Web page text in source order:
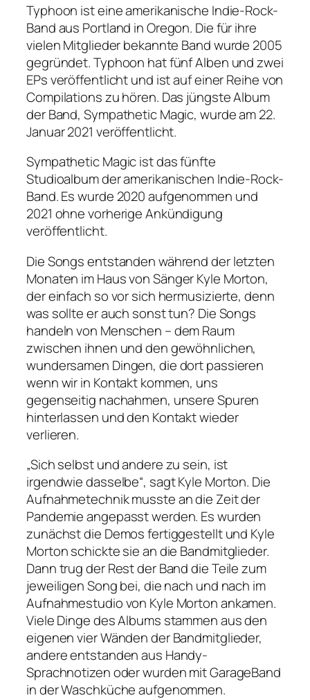
Typhoon ist eine amerikanische Indie-Rock-
Band aus Portland in Oregon. Die für ihre
vielen Mitglieder bekannte Band wurde 2005
gegründet. Typhoon hat fünf Alben und zwei
EPs veröffentlicht und ist auf einer Reihe von
Compilations zu hören. Das jüngste Album
der Band, Sympathetic Magic, wurde am 22.
Januar 2021 veröffentlicht.
Sympathetic Magic ist das fünfte
Studioalbum der amerikanischen Indie-Rock-
Band. Es wurde 2020 aufgenommen und
2021 ohne vorherige Ankündigung
veröffentlicht.
Die Songs entstanden während der letzten
Monaten im Haus von Sänger Kyle Morton,
der einfach so vor sich hermusizierte, denn
was sollte er auch sonst tun? Die Songs
handeln von Menschen – dem Raum
zwischen ihnen und den gewöhnlichen,
wundersamen Dingen, die dort passieren
wenn wir in Kontakt kommen, uns
gegenseitig nachahmen, unsere Spuren
hinterlassen und den Kontakt wieder
verlieren.
„Sich selbst und andere zu sein, ist
irgendwie dasselbe“, sagt Kyle Morton. Die
Aufnahmetechnik musste an die Zeit der
Pandemie angepasst werden. Es wurden
zunächst die Demos fertiggestellt und Kyle
Morton schickte sie an die Bandmitglieder.
Dann trug der Rest der Band die Teile zum
jeweiligen Song bei, die nach und nach im
Aufnahmestudio von Kyle Morton ankamen.
Viele Dinge des Albums stammen aus den
eigenen vier Wänden der Bandmitglieder,
andere entstanden aus Handy-
Sprachnotizen oder wurden mit GarageBand
in der Waschküche aufgenommen.